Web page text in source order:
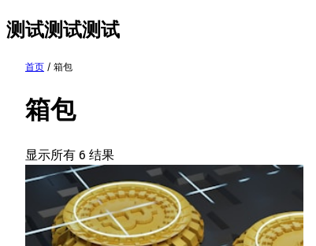
跳
至
测试测试测试
首页 / 箱包
箱包
显示所有 6 结果